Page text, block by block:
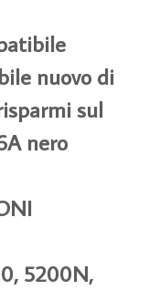
nuovo di
sul
nero
5200N,